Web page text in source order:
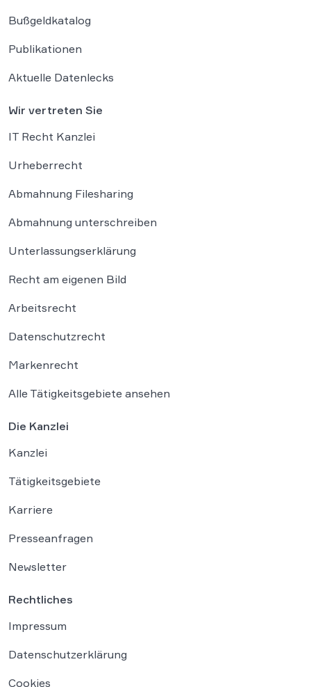
Bußgeldkatalog
Publikationen
Aktuelle Datenlecks
Wir vertreten Sie
IT Recht Kanzlei
Urheberrecht
Abmahnung Filesharing
Abmahnung unterschreiben
Unterlassungserklärung
Recht am eigenen Bild
Arbeitsrecht
Datenschutzrecht
Markenrecht
Alle Tätigkeitsgebiete ansehen
Die Kanzlei
Kanzlei
Tätigkeitsgebiete
Karriere
Presseanfragen
Newsletter
Rechtliches
Impressum
Datenschutzerklärung
Cookies